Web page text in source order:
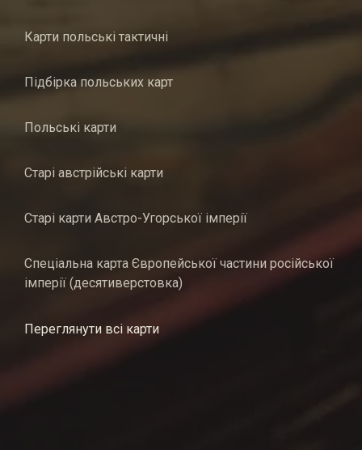
Карти польські тактичні
Підбірка польських карт
Польські карти
Старі австрійські карти
Старі карти Австро-Угорської імперії
Спеціальна карта Європейської частини російської
імперії (десятиверстовка)
Переглянути всі карти